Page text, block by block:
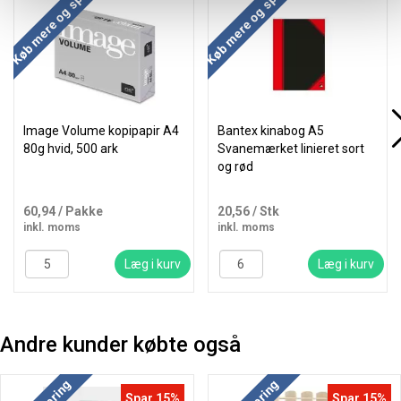
Køb mere og spar
Image Volume kopipapir A4
80g hvid, 500 ark
60,94/ Pakke
inkl. moms
Læg i kurv
Køb mere og spar
Bantex kinabog A5
Svanemærket linieret sort
og rød
20,56/ Stk
inkl. moms
Læg i kurv
Andre kunder købte også